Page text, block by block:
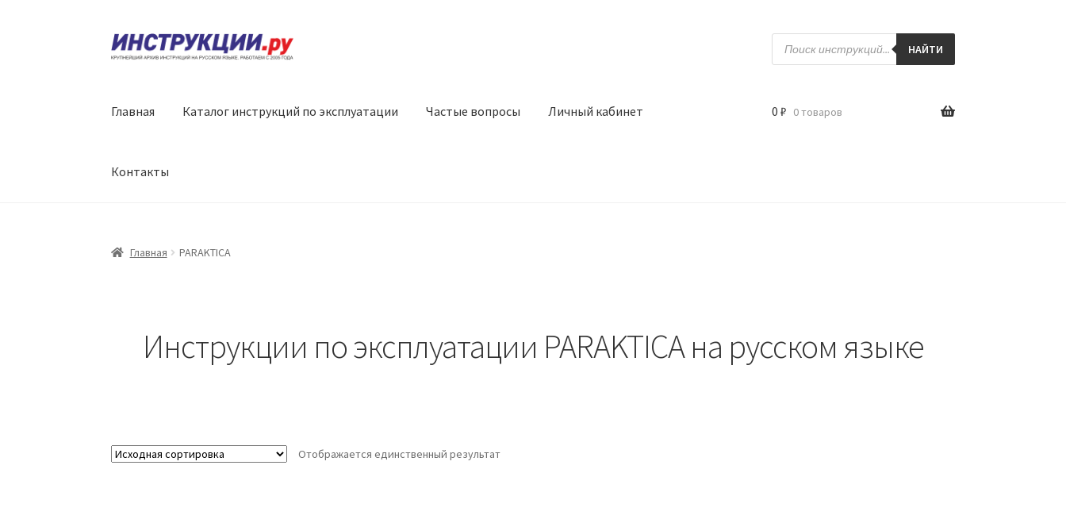
Перейти
к
Перейти
к
Поиск
товаров НАЙТИ
Главная Каталог инструкций по эксплуатации Частые вопросы Личный кабинет
Контакты
0 ₽ 0 товаров
Главная PARAKTICA
Инструкции по эксплуатации PARAKTICA на русском языке
Отображается единственный результат